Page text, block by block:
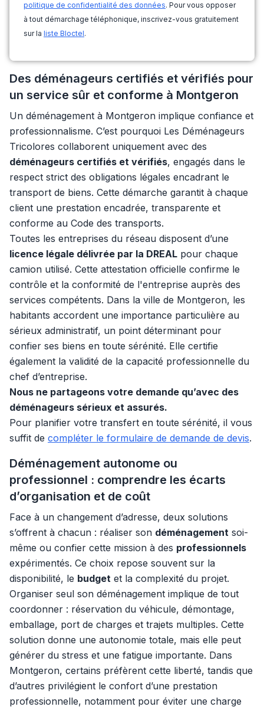
politique de confidentialité des données. Pour vous opposer
à tout démarchage téléphonique, inscrivez-vous gratuitement
sur la liste Bloctel.
Des déménageurs certifiés et vérifiés pour
un service sûr et conforme à Montgeron
Un déménagement à Montgeron implique confiance et
professionnalisme. C’est pourquoi Les Déménageurs
Tricolores collaborent uniquement avec des
déménageurs certifiés et vérifiés, engagés dans le
respect strict des obligations légales encadrant le
transport de biens. Cette démarche garantit à chaque
client une prestation encadrée, transparente et
conforme au Code des transports.
Toutes les entreprises du réseau disposent d’une
licence légale délivrée par la DREAL pour chaque
camion utilisé. Cette attestation officielle confirme le
contrôle et la conformité de l'entreprise auprès des
services compétents. Dans la ville de Montgeron, les
habitants accordent une importance particulière au
sérieux administratif, un point déterminant pour
confier ses biens en toute sérénité. Elle certifie
également la validité de la capacité professionnelle du
chef d’entreprise.
Nous ne partageons votre demande qu’avec des
déménageurs sérieux et assurés.
Pour planifier votre transfert en toute sérénité, il vous
suffit de compléter le formulaire de demande de devis.
Déménagement autonome ou
professionnel : comprendre les écarts
d’organisation et de coût
Face à un changement d’adresse, deux solutions
s’offrent à chacun : réaliser son déménagement soi-
même ou confier cette mission à des professionnels
expérimentés. Ce choix repose souvent sur la
disponibilité, le budget et la complexité du projet.
Organiser seul son déménagement implique de tout
coordonner : réservation du véhicule, démontage,
emballage, port de charges et trajets multiples. Cette
solution donne une autonomie totale, mais elle peut
générer du stress et une fatigue importante. Dans
Montgeron, certains préfèrent cette liberté, tandis que
d’autres privilégient le confort d’une prestation
professionnelle, notamment pour éviter une charge